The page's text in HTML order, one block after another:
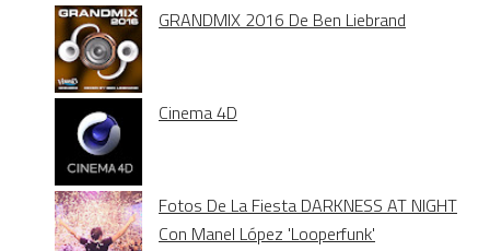
GRANDMIX 2016 De Ben Liebrand
Cinema 4D
Fotos De La Fiesta DARKNESS AT NIGHT
Con Manel López 'Looperfunk'